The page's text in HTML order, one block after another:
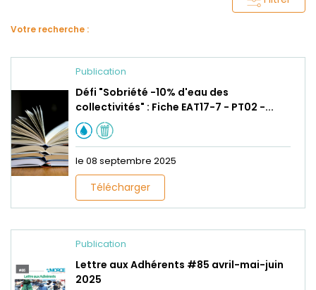
Votre recherche :
Publication
Défi "Sobriété -10% d'eau des
collectivités" : Fiche EAT17-7 - PT02 -...
le 08 septembre 2025
Télécharger
Publication
Lettre aux Adhérents #85 avril-mai-juin
2025